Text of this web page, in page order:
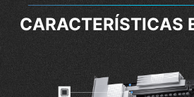
CARACTERÍSTICAS